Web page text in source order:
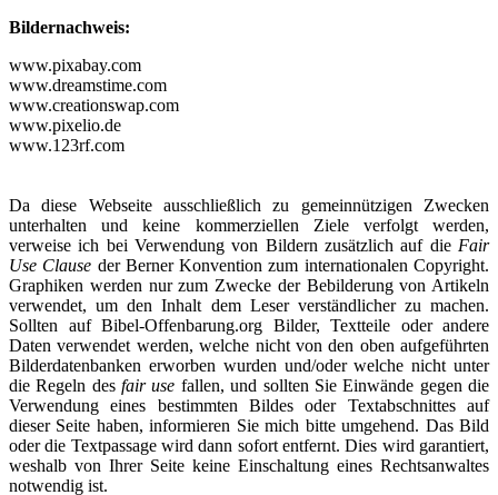
Bildernachweis:
www.pixabay.com
www.dreamstime.com
www.creationswap.com
www.pixelio.de
www.123rf.com
Da diese Webseite ausschließlich zu gemeinnützigen Zwecken
unterhalten und keine kommerziellen Ziele verfolgt werden,
verweise ich bei Verwendung von Bildern zusätzlich auf die Fair
Use Clause der Berner Konvention zum internationalen Copyright.
Graphiken werden nur zum Zwecke der Bebilderung von Artikeln
verwendet, um den Inhalt dem Leser verständlicher zu machen.
Sollten auf Bibel-Offenbarung.org Bilder, Textteile oder andere
Daten verwendet werden, welche nicht von den oben aufgeführten
Bilderdatenbanken erworben wurden und/oder welche nicht unter
die Regeln desfair use fallen, und sollten Sie Einwände gegen die
Verwendung eines bestimmten Bildes oder Textabschnittes auf
dieser Seite haben, informieren Sie mich bitte umgehend. Das Bild
oder die Textpassage wird dann sofort entfernt. Dies wird garantiert,
weshalb von Ihrer Seite keine Einschaltung eines Rechtsanwaltes
notwendig ist.